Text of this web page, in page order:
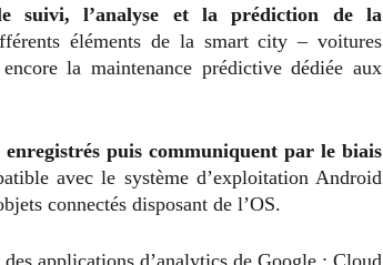
le suivi, l’analyse et la prédiction de la
éléments de la smart city – voitures
la maintenance prédictive dédiée aux
puis communiquent par le biais
avec le système d’exploitation Android
connectés disposant de l’OS.
applications d’analytics de Google : Cloud